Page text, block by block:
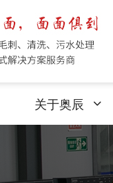
关于奥辰